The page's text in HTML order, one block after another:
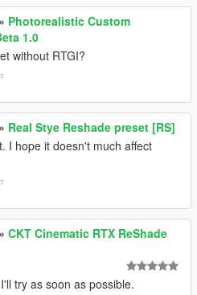
» Photorealistic Custom
1.0
without RTGI?
» Real Stye Reshade preset [RS]
I hope it doesn't much affect
» CKT Cinematic RTX ReShade
try as soon as possible.